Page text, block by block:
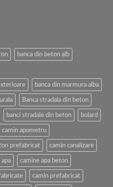
banca din beton alb
banca din marmura alba
Banca stradala din beton
banci stradale din beton bolard
camin apometru
prefabricat camin canalizare
apa camine apa beton
camin prefabricat